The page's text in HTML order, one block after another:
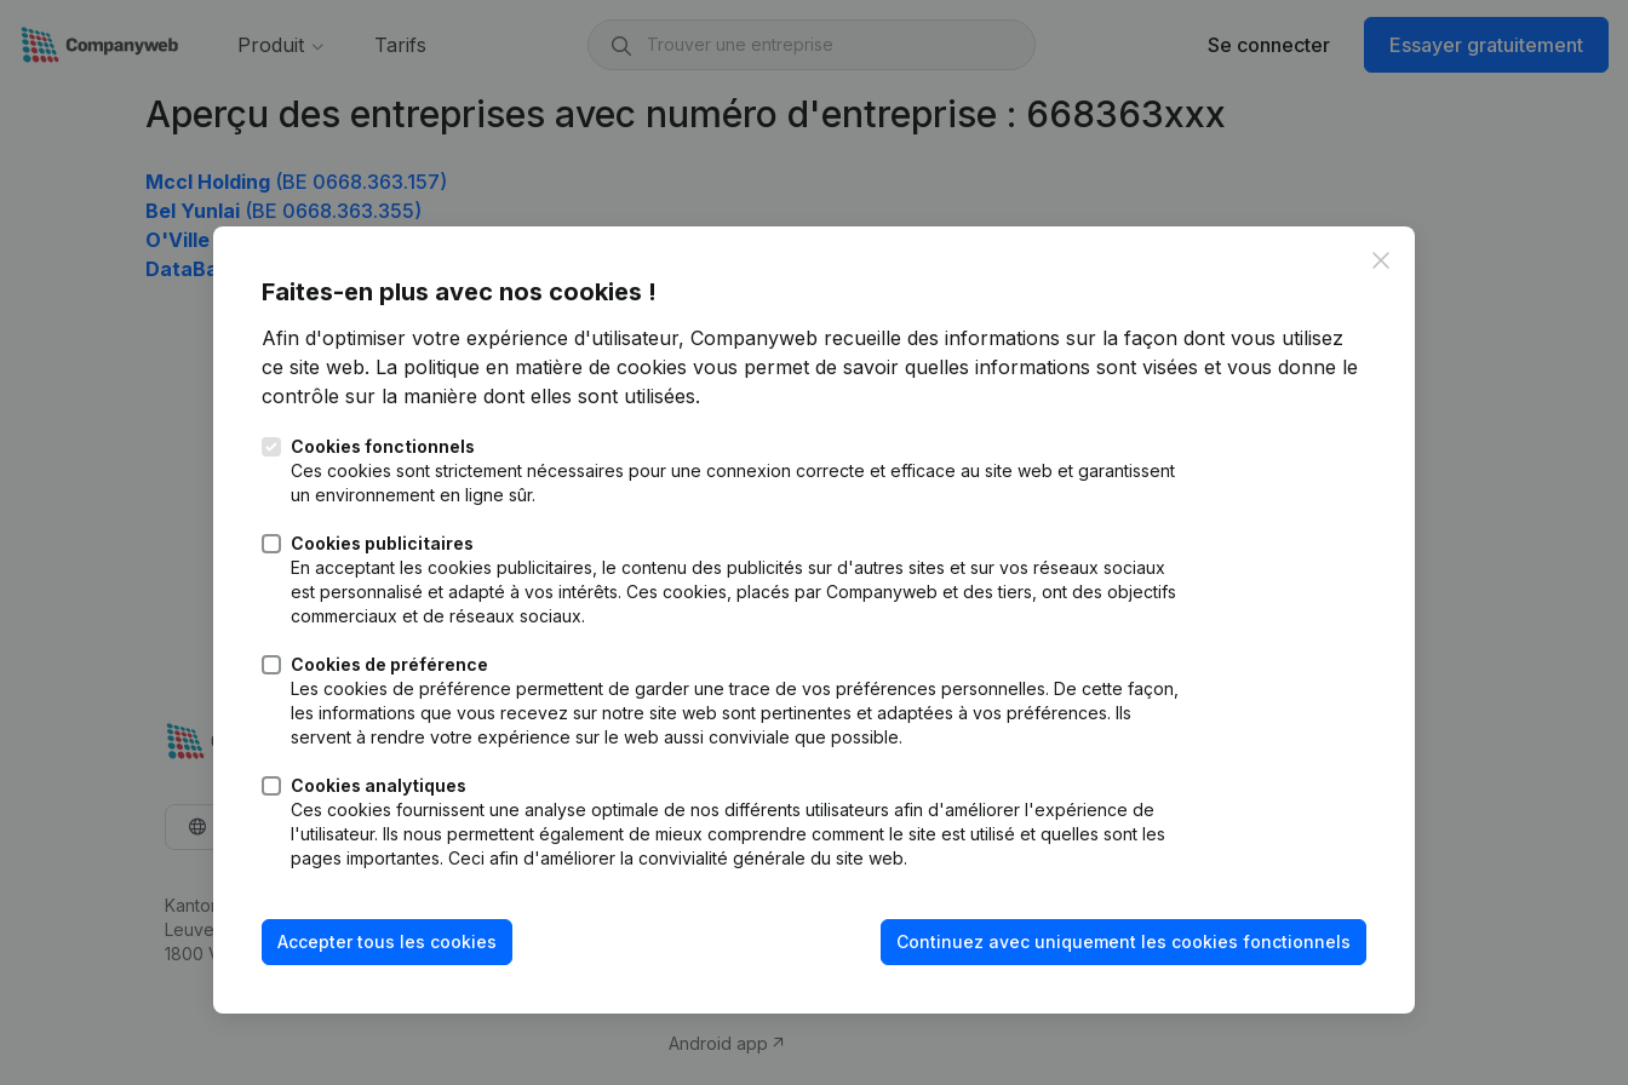
Produit Tarifs Se connecter Essayer gratuitement
Aperçu des entreprises avec numéro d'entreprise : 668363xxx
Mccl Holding (BE 0668.363.157)
Bel Yunlai (BE 0668.363.355)
O'Ville Vastgoed
DataBang
Close
Faites-en plus avec nos cookies !
Afin d'optimiser votre expérience d'utilisateur, Companyweb recueille des informations sur la façon dont vous utilisez
ce site web. La politique en matière de cookies vous permet de savoir quelles informations sont visées et vous donne le
contrôle sur la manière dont elles sont utilisées.
Cookies fonctionnels
Ces cookies sont strictement nécessaires pour une connexion correcte et efficace au site web et garantissent
un environnement en ligne sûr.
Cookies publicitaires
En acceptant les cookies publicitaires, le contenu des publicités sur d'autres sites et sur vos réseaux sociaux
est personnalisé et adapté à vos intérêts. Ces cookies, placés par Companyweb et des tiers, ont des objectifs
commerciaux et de réseaux sociaux.
Cookies de préférence
Les cookies de préférence permettent de garder une trace de vos préférences personnelles. De cette façon,
les informations que vous recevez sur notre site web sont pertinentes et adaptées à vos préférences. Ils
servent à rendre votre expérience sur le web aussi conviviale que possible.
Cookies analytiques
Ces cookies fournissent une analyse optimale de nos différents utilisateurs afin d'améliorer l'expérience de
l'utilisateur. Ils nous permettent également de mieux comprendre comment le site est utilisé et quelles sont les
pages importantes. Ceci afin d'améliorer la convivialité générale du site web.
Accepter tous les cookies Continuez avec uniquement les cookies fonctionnels
Français
Kantorenpark Everest
Leuvensesteenweg 248D,
1800 Vilvoorde
Produit
d’entreprise
Monitoring
Android app
fraude
Consulter des comptes annuels
Vérification de la solvabilité